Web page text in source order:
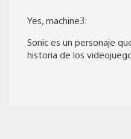
Yes, machine3:
Sonic es un personaje
historia de los